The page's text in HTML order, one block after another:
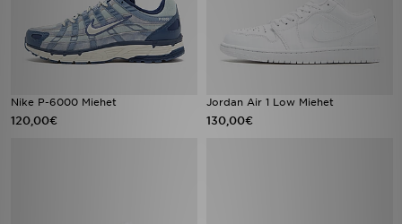
Nike P-6000 Miehet
120,00€
Jordan Air 1 Low Miehet
130,00€